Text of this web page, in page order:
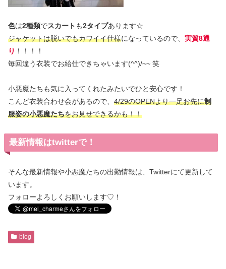
色は2種類でスカート も2タイプあります☆
ジャケットは脱いでもカワイイ仕様になっているので、 実質8通
り ！！！！
毎回違う衣装でお給仕できちゃいます(^^)/~~ 笑
小悪魔たちも気に入ってくれたみたいでひと安心です！
こんど衣装合わせ会があるので、 4/29のOPENより一足お先に制
服姿の小悪魔たちをお見せできるかも！！
最新情報はtwitterで！
そんな最新情報や小悪魔たちの出勤情報は、Twitterにて更新して
います。
フォローよろしくお願いします♡！
blog